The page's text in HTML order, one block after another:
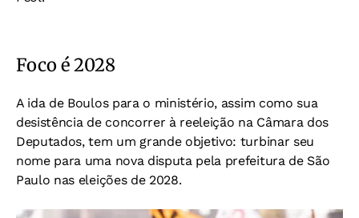
Foco é 2028
A ida de Boulos para o ministério, assim como sua
desistência de concorrer à reeleição na Câmara dos
Deputados, tem um grande objetivo: turbinar seu
nome para uma nova disputa pela prefeitura de São
Paulo nas eleições de 2028.